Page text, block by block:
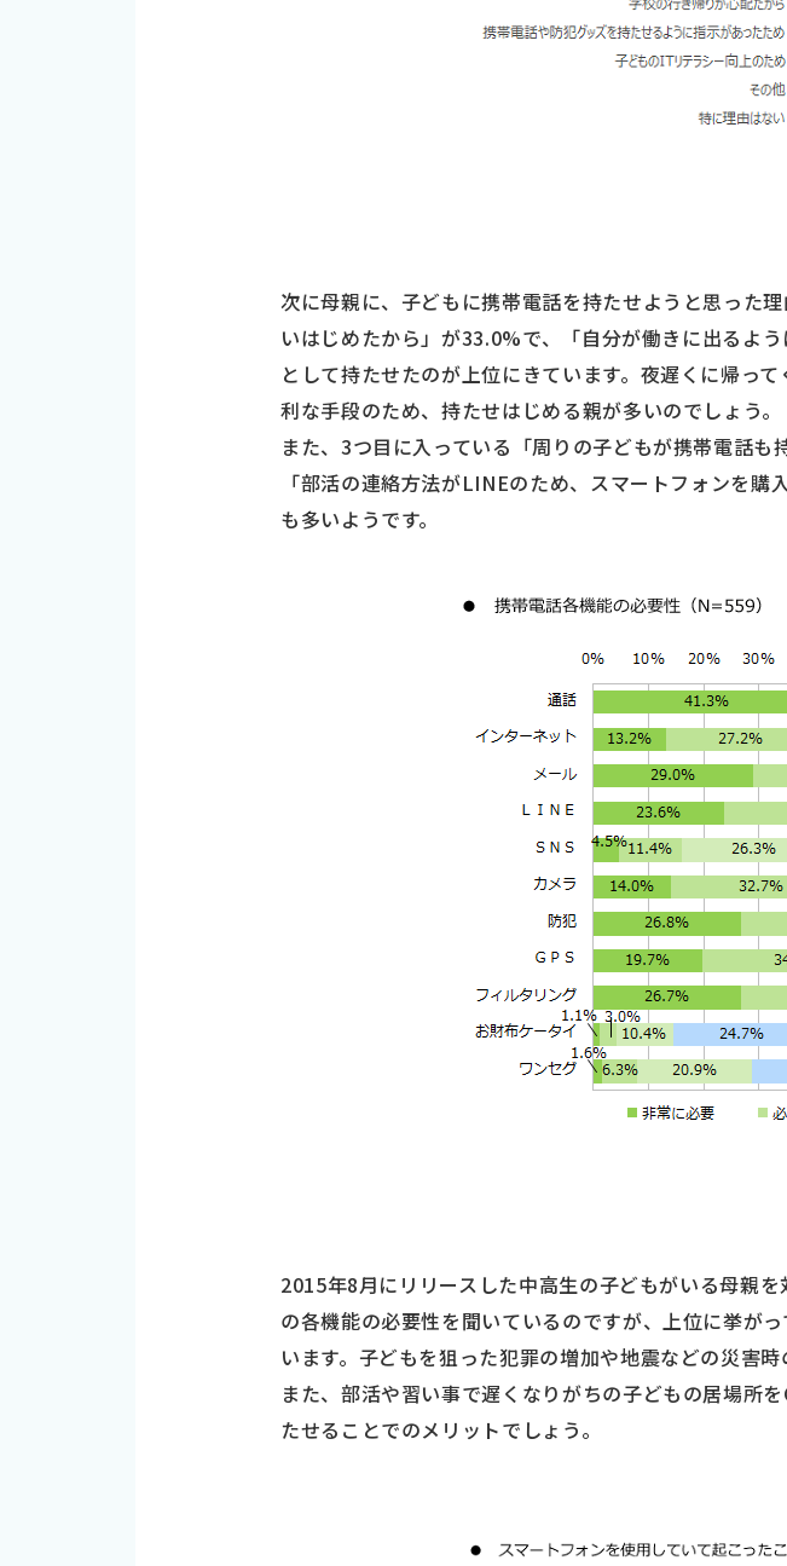
次に母親に、子どもに携帯電話を持たせようと思った
いはじめたから」が33.0%で、「自分が働きに出るよ
として持たせたのが上位にきています。夜遅くに帰っ
利な手段のため、持たせはじめる親が多いのでしょう。
また、3つ目に入っている「周りの子どもが携帯電話
「部活の連絡方法がLINEのため、スマートフォンを
も多いようです。
2015年8月にリリースした中高生の子どもがいる母親
の各機能の必要性を聞いているのですが、上位に挙が
います。子どもを狙った犯罪の増加や地震などの災害
また、部活や習い事で遅くなりがちの子どもの居場所
たせることでのメリットでしょう。